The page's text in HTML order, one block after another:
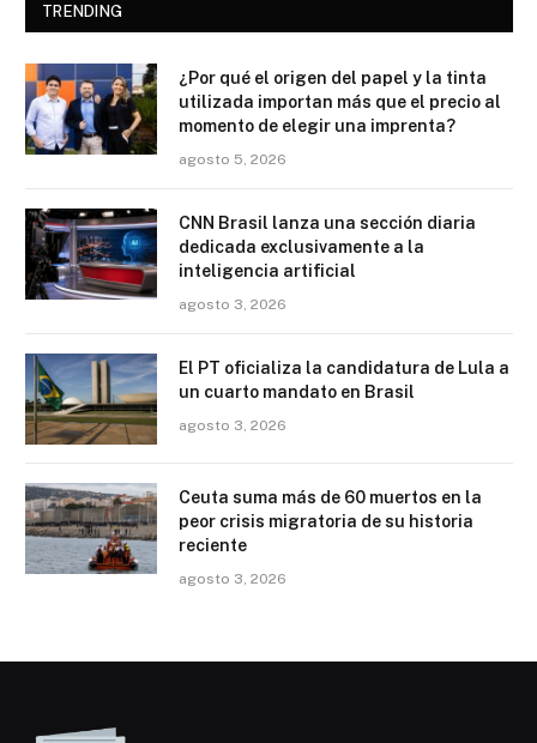
TRENDING
¿Por qué el origen del papel y la tinta
utilizada importan más que el precio al
momento de elegir una imprenta?
agosto 5, 2026
CNN Brasil lanza una sección diaria
dedicada exclusivamente a la
inteligencia artificial
agosto 3, 2026
El PT oficializa la candidatura de Lula a
un cuarto mandato en Brasil
agosto 3, 2026
Ceuta suma más de 60 muertos en la
peor crisis migratoria de su historia
reciente
agosto 3, 2026